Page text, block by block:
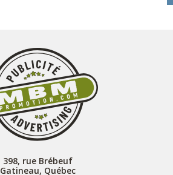
398, rue Brébeuf
Gatineau, Québec